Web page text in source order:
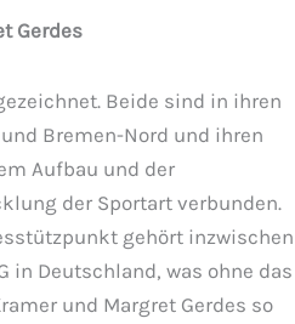
Gerdes
Beide sind in ihren
Bremen-Nord und ihren
Aufbau und der
der Sportart verbunden.
gehört inzwischen
in Deutschland, was ohne das
und Margret Gerdes so